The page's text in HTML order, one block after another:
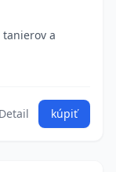
a
Detail kúpiť